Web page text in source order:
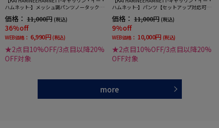
ハムネット-】メッシュ調パンツノータック
イビー無地春夏
価格： 11,000円 (税込)
36%off
WEB価格： 6,990円 (税込)
★2点目10%OFF/3点目以降20%
OFF対象
ハムネット-】パンツ【セットアップ対応可】
キャサリンＥハムネット秋冬
価格： 11,000円 (税込)
9%off
WEB価格： 10,000円 (税込)
★2点目10%OFF/3点目以降20%
OFF対象
more